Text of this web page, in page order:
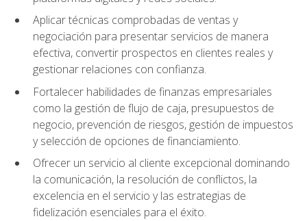
Aplicar técnicas comprobadas de ventas y
negociación para presentar servicios de manera
efectiva, convertir prospectos en clientes reales y
gestionar relaciones con confianza.
Fortalecer habilidades de finanzas empresariales
como la gestión de flujo de caja, presupuestos de
negocio, prevención de riesgos, gestión de impuestos
y selección de opciones de financiamiento.
Ofrecer un servicio al cliente excepcional dominando
la comunicación, la resolución de conflictos, la
excelencia en el servicio y las estrategias de
fidelización esenciales para el éxito.